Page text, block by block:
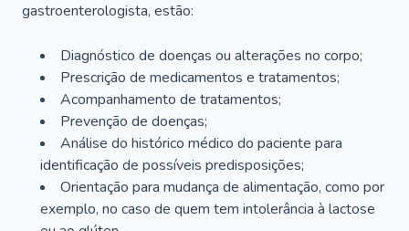
gastroenterologista, estão:
Diagnóstico de doenças ou alterações no corpo;
Prescrição de medicamentos e tratamentos;
Acompanhamento de tratamentos;
Prevenção de doenças;
Análise do histórico médico do paciente para
identificação de possíveis predisposições;
Orientação para mudança de alimentação, como por
exemplo, no caso de quem tem intolerância à lactose